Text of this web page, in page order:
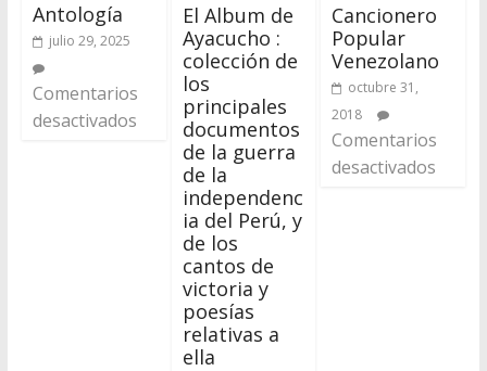
Antología
julio 29, 2025
Comentarios
desactivados
El Album de
Ayacucho :
colección de
los
principales
documentos
de la guerra
de la
independenc
ia del Perú, y
de los
cantos de
victoria y
poesías
relativas a
ella
Cancionero
Popular
Venezolano
octubre 31,
2018
Comentarios
desactivados